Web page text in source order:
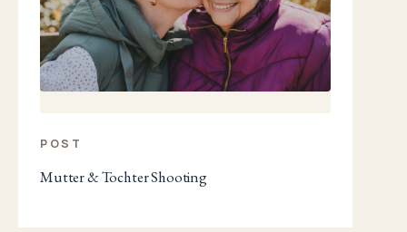
POST
Mutter & Tochter Shooting